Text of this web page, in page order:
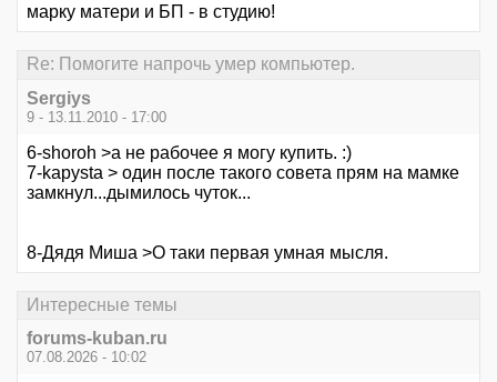
марку матери и БП - в студию!
Re: Помогите напрочь умер компьютер.
Sergiys
9 - 13.11.2010 - 17:00
6-shoroh >а не рабочее я могу купить. :)
7-kapysta > один после такого совета прям на мамке
замкнул...дымилось чуток...
8-Дядя Миша >О таки первая умная мысля.
Интересные темы
forums-kuban.ru
07.08.2026 - 10:02